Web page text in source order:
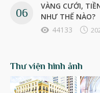
VÀNG CƯỚI,
NHƯ THẾ NÀO?
44133
Thư viện hình ảnh